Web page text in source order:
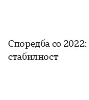
Споредба со
стабилност